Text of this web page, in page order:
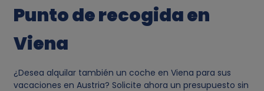
Punto de recogida en
Viena
¿Desea alquilar también un coche en Viena para sus
vacaciones en Austria? Solicite ahora un presupuesto sin
o
n
a